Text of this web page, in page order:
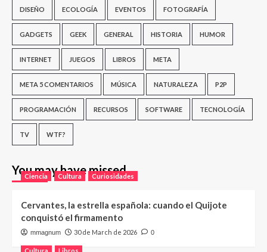
DISEÑO ECOLOGÍA EVENTOS FOTOGRAFÍA
GADGETS GEEK GENERAL HISTORIA HUMOR
INTERNET JUEGOS LIBROS META
META 5 COMENTARIOS MÚSICA NATURALEZA P2P
PROGRAMACIÓN RECURSOS SOFTWARE TECNOLOGÍA
TV WTF?
You may have missed
Ciencia Cultura Curiosidades
Cervantes, la estrella española: cuando el Quijote
conquistó el firmamento
mmagnum 30 de March de 2026 0